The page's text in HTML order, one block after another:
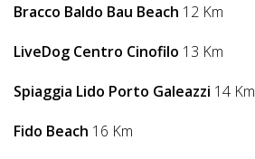
CHIEDI
CODICE
Video
Bracco Baldo Bau Beach 12 Km
LiveDog Centro Cinofilo 13 Km
Spiaggia Lido Porto Galeazzi 14 Km
Fido Beach 16 Km